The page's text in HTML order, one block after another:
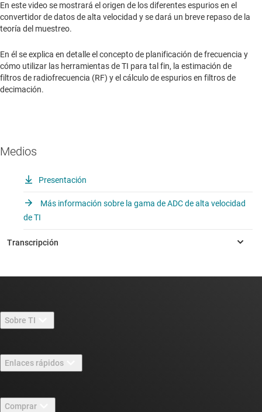
En este video se mostrará el origen de los diferentes espurios en el
convertidor de datos de alta velocidad y se dará un breve repaso de la
teoría del muestreo.
En él se explica en detalle el concepto de planificación de frecuencia y
cómo utilizar las herramientas de TI para tal fin, la estimación de
filtros de radiofrecuencia (RF) y el cálculo de espurios en filtros de
decimación.
Medios
Presentación
Más información sobre la gama de ADC de alta velocidad
de TI
Sobre TI
Carreras laborales
Sala de redacción
Enlaces rápidos
Comprar